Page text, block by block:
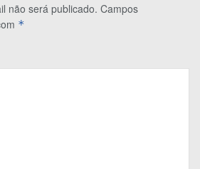
não será publicado. Campos
*